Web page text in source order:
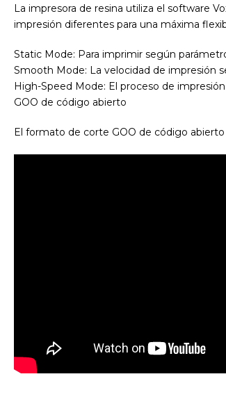
La impresora de resina utiliza el software
impresión diferentes para una máxima
Static Mode: Para imprimir según
Smooth Mode: La velocidad de impresión
High-Speed Mode: El proceso de
GOO de código abierto
El formato de corte GOO de código